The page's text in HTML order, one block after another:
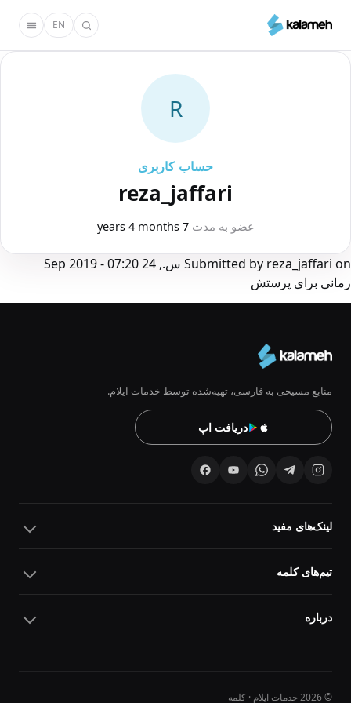
محتوای
اصلی
EN
R
حساب کاربری
reza_jaffari
عضو به مدت 7 years 4 months
Submitted by reza_jaffari on
س., 24 Sep 2019 - 07:20
زمانی برای پرستش
منابع مسیحی به فارسی، تهیه‌شده توسط خدمات ایلام.
دریافت اپ
لینک‌های مفید
تیم‌های کلمه
درباره
© 2026 خدمات ایلام · کلمه